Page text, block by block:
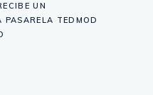
UN
PASARELA TEDMOD